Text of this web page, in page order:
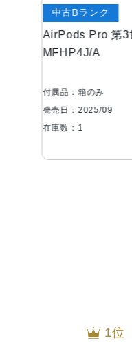
AirPods Pro 第3
MFHP4J/A
中古Bランク
付属品：箱のみ
発売日：2025/09
在庫数：1
1位